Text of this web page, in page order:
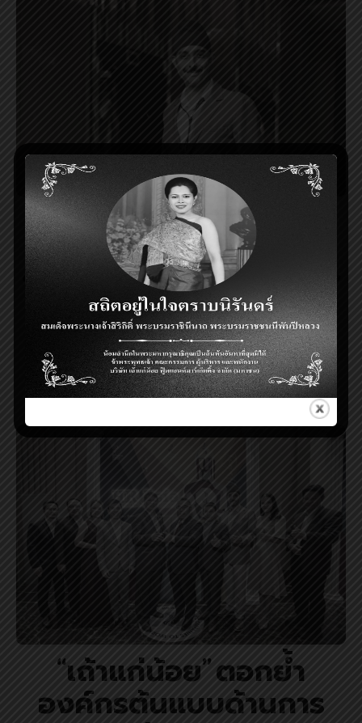
“เถ้าแก่น้อย” เจาะเทรนด์
สุขภาพ ส่งผลิตภัณฑ์ใหม่
“สาหร่ายอบ รสเกลือชมพู”
ส่วนผสมสุดพรีเมียม
บมจ. เถ้าแก่น้อย ฟู๊ดแอนด์มาร์เก็ตติ้ง หรือ TKN ตอกย้ำผ […]
ดูรายละเอียด
“เถ้าแก่น้อย” ตอกย้ำ
องค์กรต้นแบบด้านการ